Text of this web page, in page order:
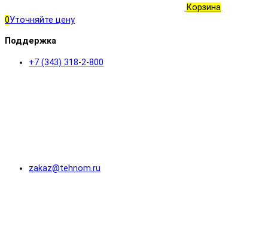
Корзина
0Уточняйте цену
Поддержка
+7 (343) 318-2-800
zakaz@tehnom.ru